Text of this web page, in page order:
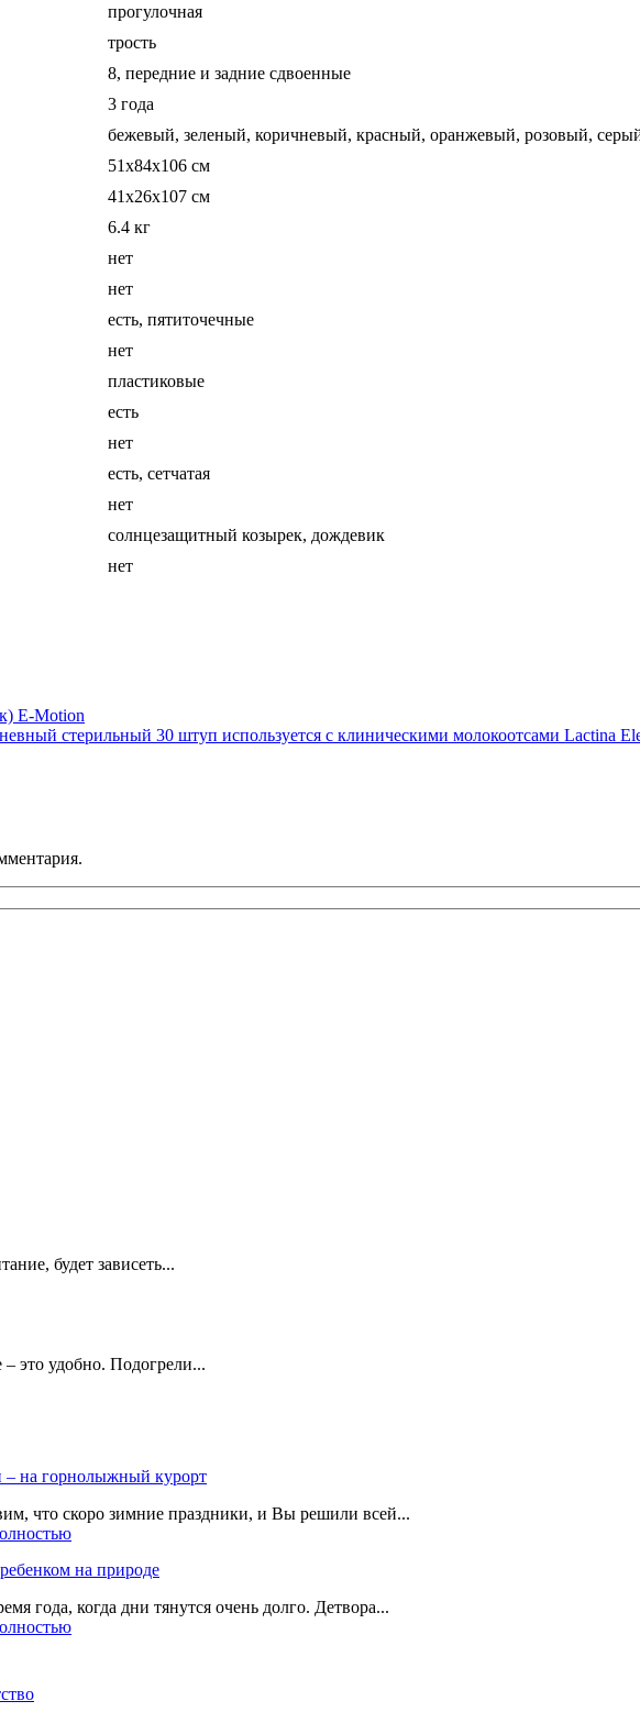
прогулочная
трость
8, передние и задние сдвоенные
3 года
бежевый, зеленый, коричневый, красный, оранжевый, розовый,
51x84x106 см
41x26x107 см
6.4 кг
нет
нет
есть, пятиточечные
нет
пластиковые
есть
нет
есть, сетчатая
нет
солнцезащитный козырек, дождевик
нет
E-Motion
стерильный 30 штуп используется с клиническими молокоотсами Lactina
будет зависеть...
это удобно. Подогрели...
– на горнолыжный курорт
что скоро зимние праздники, и Вы решили всей...
на природе
года, когда дни тянутся очень долго. Детвора...